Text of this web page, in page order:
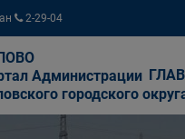
2-29-04
Администрации
городского